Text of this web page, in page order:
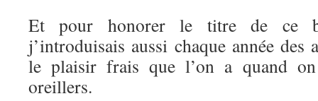
Et pour honorer le titre de ce
j’introduisais aussi chaque année des
le plaisir frais que l’on a quand on
oreillers.